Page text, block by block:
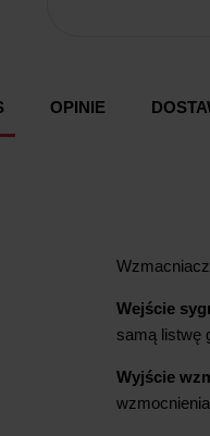
OPINIE
Wejście
samą listwę
Wyjście